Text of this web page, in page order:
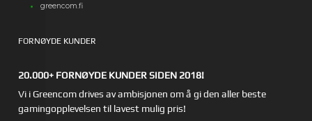
greencom.fi
FORNØYDE KUNDER
20.000+ FORNØYDE KUNDER SIDEN 2018!
Vi i Greencom drives av ambisjonen om å gi den aller beste
gamingopplevelsen til lavest mulig pris!